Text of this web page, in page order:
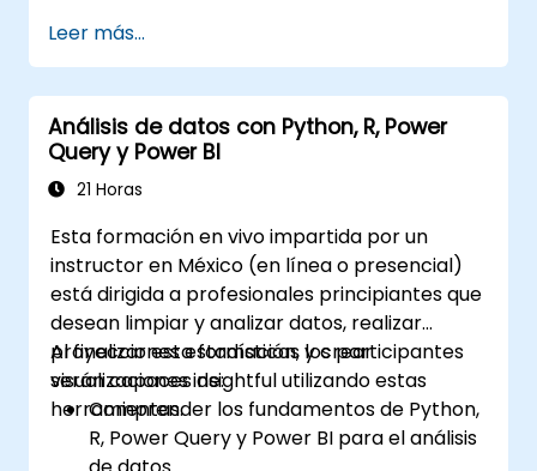
las operaciones empresariales.
Leer más...
Análisis de datos con Python, R, Power
Query y Power BI
21 Horas
Esta formación en vivo impartida por un
instructor en México (en línea o presencial)
está dirigida a profesionales principiantes que
desean limpiar y analizar datos, realizar
proyecciones estadísticas y crear
visualizaciones insightful utilizando estas
herramientas.
Al finalizar esta formación, los participantes
serán capaces de:
Comprender los fundamentos de Python,
R, Power Query y Power BI para el análisis